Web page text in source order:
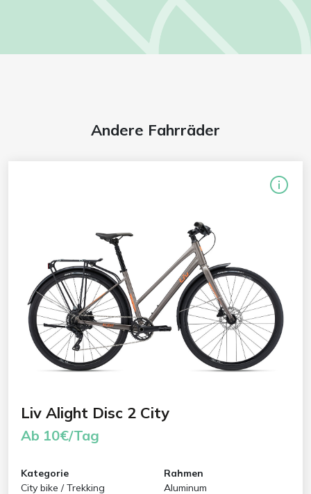
Andere Fahrräder
Liv Alight Disc 2 City
Ab 10€/Tag
Kategorie
City bike / Trekking
Rahmen
Aluminum